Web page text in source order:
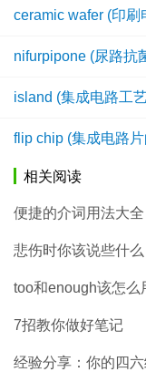
ceramic wafer (印刷
nifurpipone (尿路抗
island (集成电路工
flip chip (集成电路
相关阅读
便捷的介词用法大全
悲伤时你该说些什么
too和enough该怎么
7招教你做好笔记
经验分享：你的四